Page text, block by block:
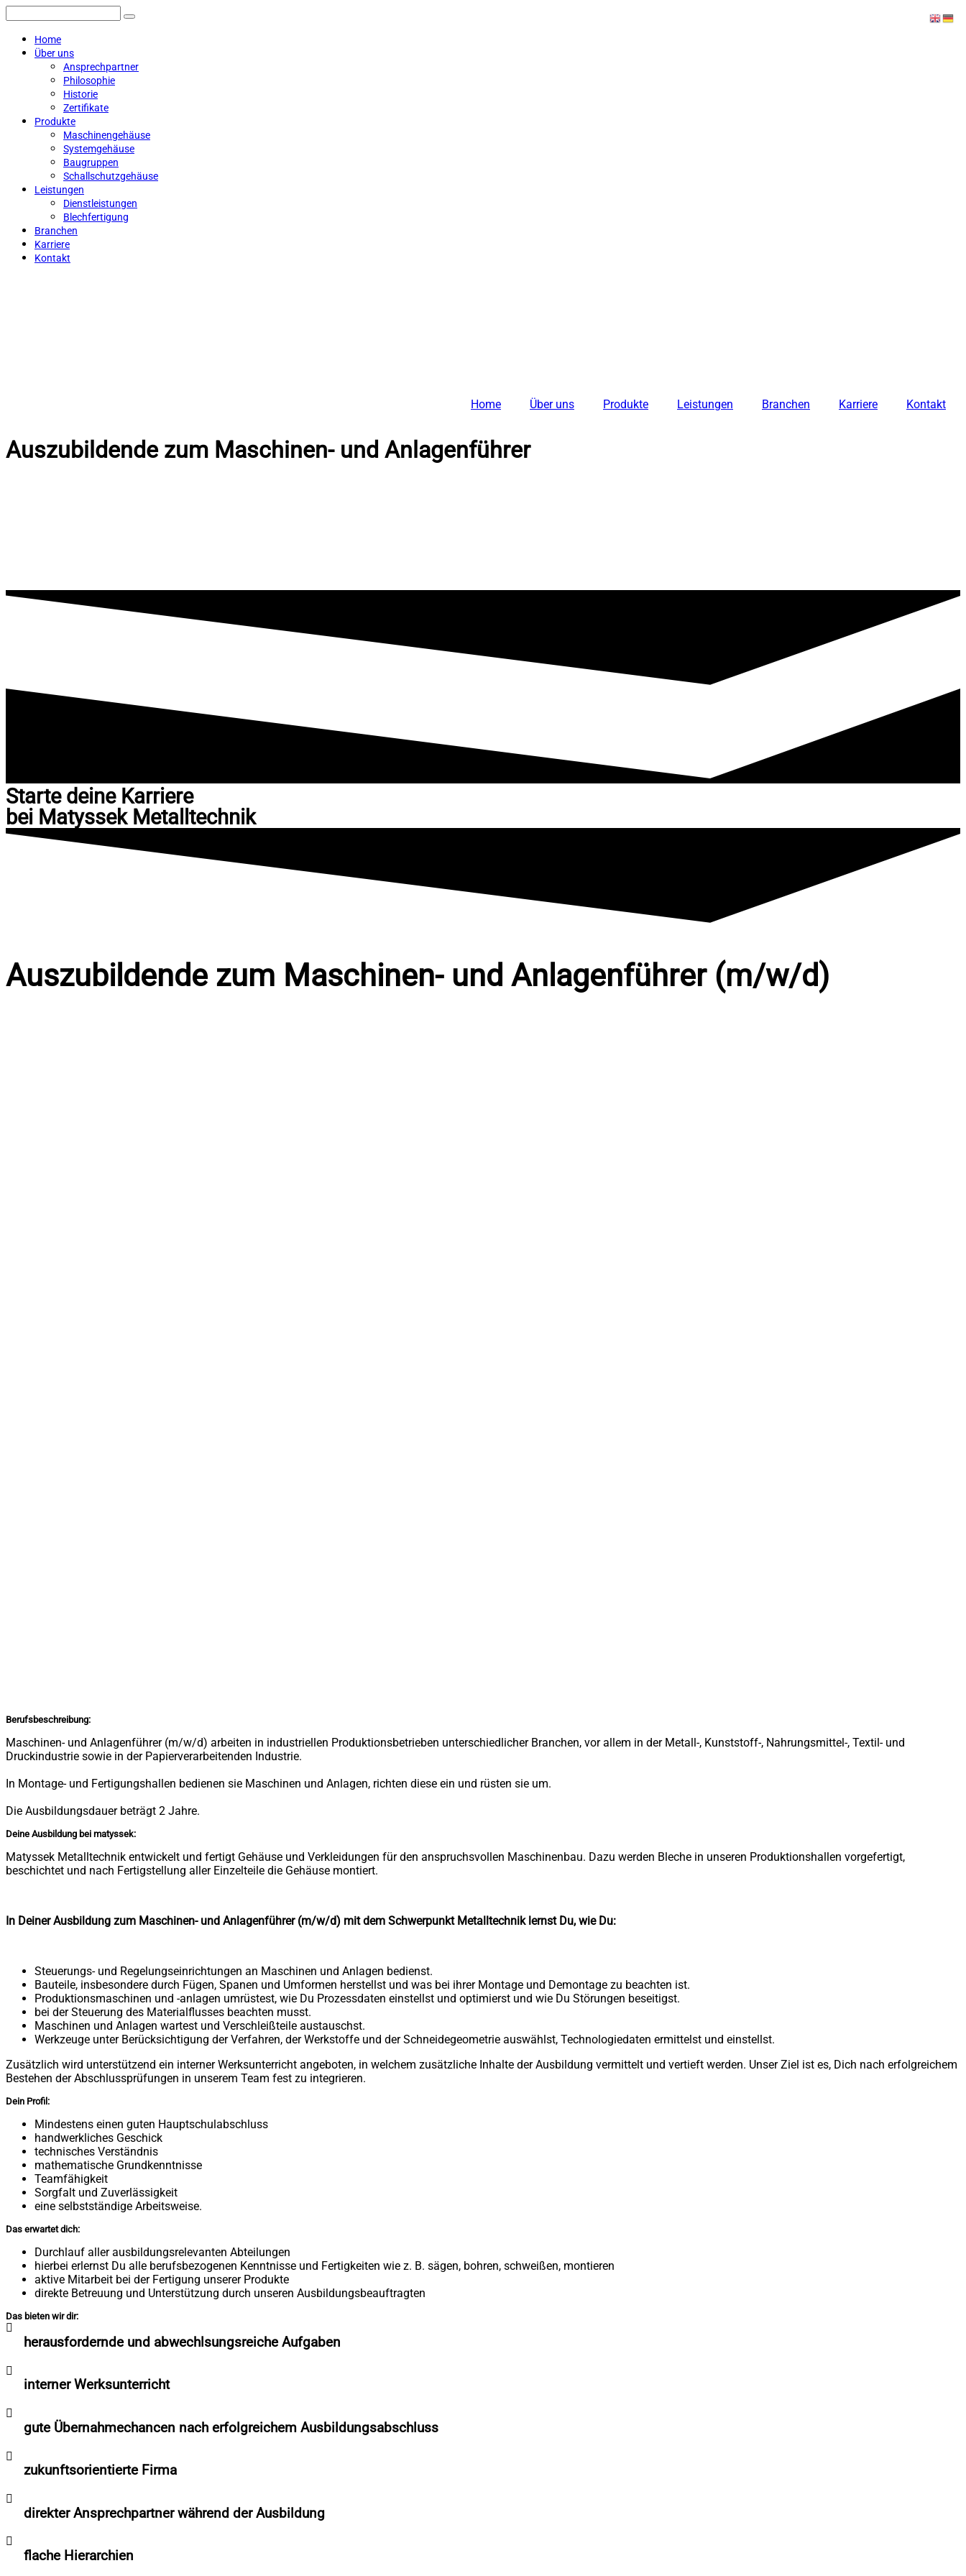
Home
Über uns
Ansprechpartner
Philosophie
Historie
Zertifikate
Produkte
Maschinengehäuse
Systemgehäuse
Baugruppen
Schallschutzgehäuse
Leistungen
Dienstleistungen
Blechfertigung
Branchen
Karriere
Kontakt
Home Über uns Produkte Leistungen Branchen Karriere Kontakt
Auszubildende zum Maschinen- und Anlagenführer
Starte deine Karriere
bei Matyssek Metalltechnik
Auszubildende zum Maschinen- und Anlagenführer (m/w/d)
Berufsbeschreibung:
Maschinen- und Anlagenführer (m/w/d) arbeiten in industriellen Produktionsbetrieben unterschiedlicher Branchen, vor allem in der Metall-, Kunststoff-, Nahrungsmittel-, Textil- und
Druckindustrie sowie in der Papierverarbeitenden Industrie.
In Montage- und Fertigungshallen bedienen sie Maschinen und Anlagen, richten diese ein und rüsten sie um.
Die Ausbildungsdauer beträgt 2 Jahre.
Deine Ausbildung bei matyssek:
Matyssek Metalltechnik entwickelt und fertigt Gehäuse und Verkleidungen für den anspruchsvollen Maschinenbau. Dazu werden Bleche in unseren Produktionshallen vorgefertigt,
beschichtet und nach Fertigstellung aller Einzelteile die Gehäuse montiert.
In Deiner Ausbildung zum Maschinen- und Anlagenführer (m/w/d) mit dem Schwerpunkt Metalltechnik lernst Du, wie Du:
Steuerungs- und Regelungseinrichtungen an Maschinen und Anlagen bedienst.
Bauteile, insbesondere durch Fügen, Spanen und Umformen herstellst und was bei ihrer Montage und Demontage zu beachten ist.
Produktionsmaschinen und -anlagen umrüstest, wie Du Prozessdaten einstellst und optimierst und wie Du Störungen beseitigst.
bei der Steuerung des Materialflusses beachten musst.
Maschinen und Anlagen wartest und Verschleißteile austauschst.
Werkzeuge unter Berücksichtigung der Verfahren, der Werkstoffe und der Schneidegeometrie auswählst, Technologiedaten ermittelst und einstellst.
Zusätzlich wird unterstützend ein interner Werksunterricht angeboten, in welchem zusätzliche Inhalte der Ausbildung vermittelt und vertieft werden. Unser Ziel ist es, Dich nach erfolgreichem
Bestehen der Abschlussprüfungen in unserem Team fest zu integrieren.
Dein Profil:
Mindestens einen guten Hauptschulabschluss
handwerkliches Geschick
technisches Verständnis
mathematische Grundkenntnisse
Teamfähigkeit
Sorgfalt und Zuverlässigkeit
eine selbstständige Arbeitsweise.
Das erwartet dich:
Durchlauf aller ausbildungsrelevanten Abteilungen
hierbei erlernst Du alle berufsbezogenen Kenntnisse und Fertigkeiten wie z. B. sägen, bohren, schweißen, montieren
aktive Mitarbeit bei der Fertigung unserer Produkte
direkte Betreuung und Unterstützung durch unseren Ausbildungsbeauftragten
Das bieten wir dir:
herausfordernde und abwechlsungsreiche Aufgaben
interner Werksunterricht
gute Übernahmechancen nach erfolgreichem Ausbildungsabschluss
zukunftsorientierte Firma
direkter Ansprechpartner während der Ausbildung
flache Hierarchien